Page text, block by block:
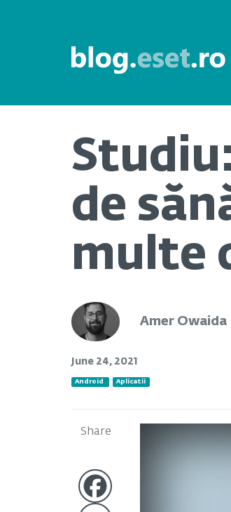
de
multe
Amer Owaida
June 24, 2021
Android Aplicatii
Share